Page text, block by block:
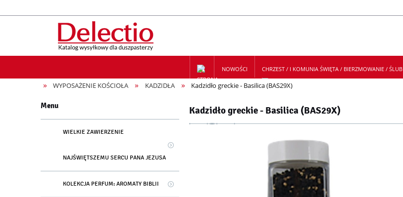
NOWOŚCI CHRZEST / I KOMUNIA ŚWIĘTA / BIERZMOWANIE / ŚLUB
ZAPIS NA NEWSLETTER
» WYPOSAŻENIE KOŚCIOŁA » KADZIDŁA » Kadzidło greckie - Basilica (BAS29X)
Menu
WIELKIE ZAWIERZENIE
NAJŚWIĘTSZEMU SERCU PANA JEZUSA
KOLEKCJA PERFUM: AROMATY BIBLII
Kadzidło greckie - Basilica (BAS29X)